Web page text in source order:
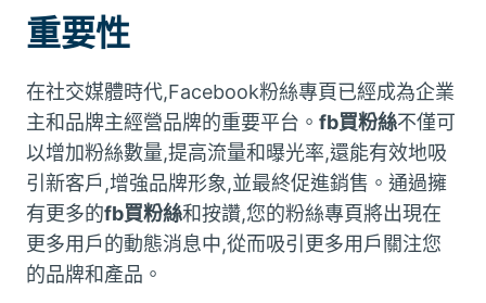
重要性
在社交媒體時代,Facebook粉絲專頁已經成為企業
主和品牌主經營品牌的重要平台。 fb買粉絲不僅可
以增加粉絲數量,提高流量和曝光率,還能有效地吸
引新客戶,增強品牌形象,並最終促進銷售。通過擁
有更多的fb買粉絲和按讚,您的粉絲專頁將出現在
更多用戶的動態消息中,從而吸引更多用戶關注您
的品牌和產品。